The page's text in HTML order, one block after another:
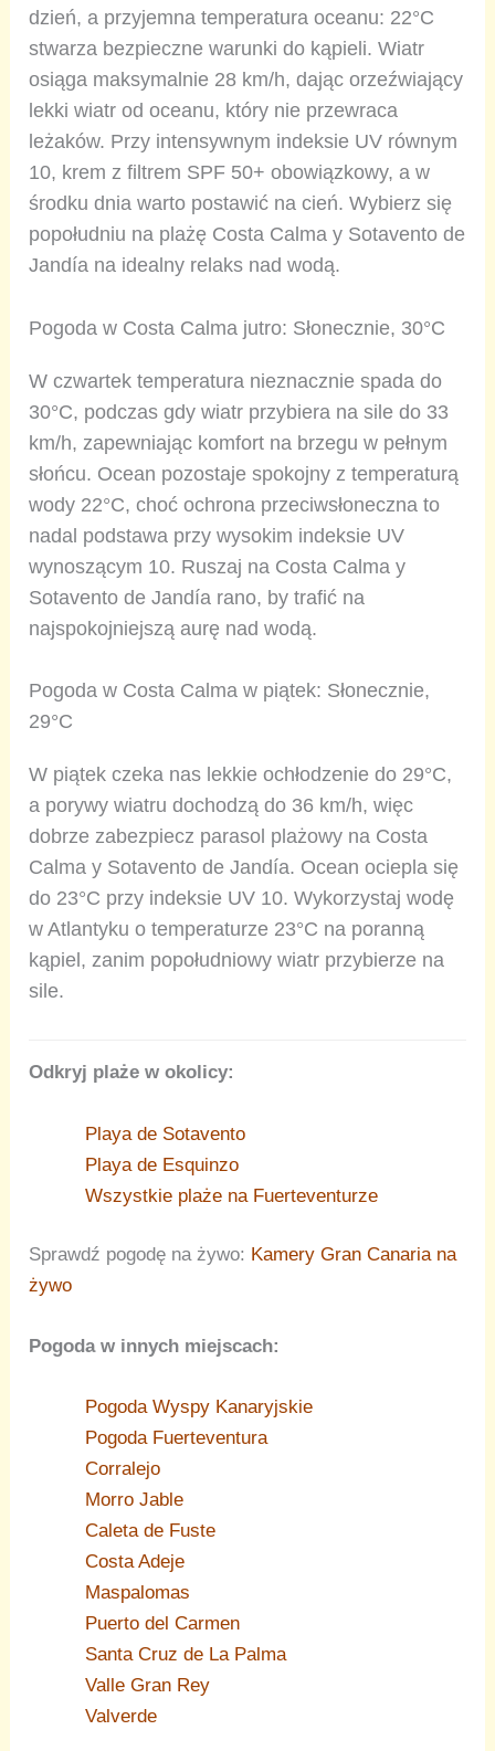
dzień, a przyjemna temperatura oceanu: 22°C
stwarza bezpieczne warunki do kąpieli. Wiatr
osiąga maksymalnie 28 km/h, dając orzeźwiający
lekki wiatr od oceanu, który nie przewraca
leżaków. Przy intensywnym indeksie UV równym
10, krem z filtrem SPF 50+ obowiązkowy, a w
środku dnia warto postawić na cień. Wybierz się
popołudniu na plażę Costa Calma y Sotavento de
Jandía na idealny relaks nad wodą.
Pogoda w Costa Calma jutro: Słonecznie, 30°C
W czwartek temperatura nieznacznie spada do
30°C, podczas gdy wiatr przybiera na sile do 33
km/h, zapewniając komfort na brzegu w pełnym
słońcu. Ocean pozostaje spokojny z temperaturą
wody 22°C, choć ochrona przeciwsłoneczna to
nadal podstawa przy wysokim indeksie UV
wynoszącym 10. Ruszaj na Costa Calma y
Sotavento de Jandía rano, by trafić na
najspokojniejszą aurę nad wodą.
Pogoda w Costa Calma w piątek: Słonecznie,
29°C
W piątek czeka nas lekkie ochłodzenie do 29°C,
a porywy wiatru dochodzą do 36 km/h, więc
dobrze zabezpiecz parasol plażowy na Costa
Calma y Sotavento de Jandía. Ocean ociepla się
do 23°C przy indeksie UV 10. Wykorzystaj wodę
w Atlantyku o temperaturze 23°C na poranną
kąpiel, zanim popołudniowy wiatr przybierze na
sile.
Odkryj plaże w okolicy:
Playa de Sotavento
Playa de Esquinzo
Wszystkie plaże na Fuerteventurze
Sprawdź pogodę na żywo: Kamery Gran Canaria na
żywo
Pogoda w innych miejscach:
Pogoda Wyspy Kanaryjskie
Pogoda Fuerteventura
Corralejo
Morro Jable
Caleta de Fuste
Costa Adeje
Maspalomas
Puerto del Carmen
Santa Cruz de La Palma
Valle Gran Rey
Valverde